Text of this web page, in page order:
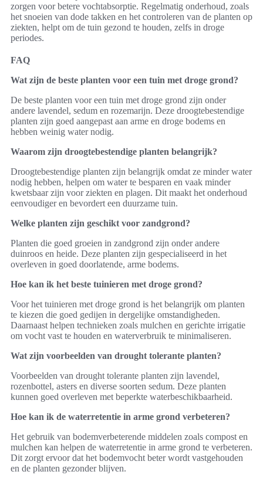
zorgen voor betere vochtabsorptie. Regelmatig onderhoud, zoals
het snoeien van dode takken en het controleren van de planten op
ziekten, helpt om de tuin gezond te houden, zelfs in droge
periodes.
FAQ
Wat zijn de beste planten voor een tuin met droge grond?
De beste planten voor een tuin met droge grond zijn onder
andere lavendel, sedum en rozemarijn. Deze droogtebestendige
planten zijn goed aangepast aan arme en droge bodems en
hebben weinig water nodig.
Waarom zijn droogtebestendige planten belangrijk?
Droogtebestendige planten zijn belangrijk omdat ze minder water
nodig hebben, helpen om water te besparen en vaak minder
kwetsbaar zijn voor ziekten en plagen. Dit maakt het onderhoud
eenvoudiger en bevordert een duurzame tuin.
Welke planten zijn geschikt voor zandgrond?
Planten die goed groeien in zandgrond zijn onder andere
duinroos en heide. Deze planten zijn gespecialiseerd in het
overleven in goed doorlatende, arme bodems.
Hoe kan ik het beste tuinieren met droge grond?
Voor het tuinieren met droge grond is het belangrijk om planten
te kiezen die goed gedijen in dergelijke omstandigheden.
Daarnaast helpen technieken zoals mulchen en gerichte irrigatie
om vocht vast te houden en waterverbruik te minimaliseren.
Wat zijn voorbeelden van drought tolerante planten?
Voorbeelden van drought tolerante planten zijn lavendel,
rozenbottel, asters en diverse soorten sedum. Deze planten
kunnen goed overleven met beperkte waterbeschikbaarheid.
Hoe kan ik de waterretentie in arme grond verbeteren?
Het gebruik van bodemverbeterende middelen zoals compost en
mulchen kan helpen de waterretentie in arme grond te verbeteren.
Dit zorgt ervoor dat het bodemvocht beter wordt vastgehouden
en de planten gezonder blijven.